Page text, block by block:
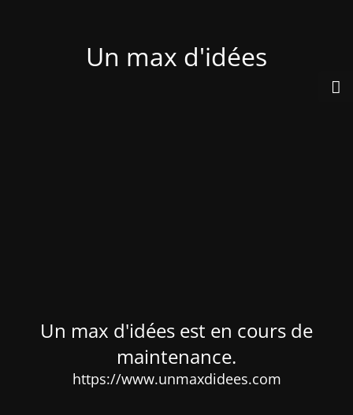
Un max d'idées
Un max d'idées est en cours de
maintenance.
https://www.unmaxdidees.com